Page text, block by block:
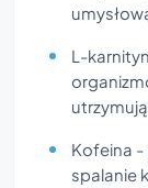
L-
Kofeina -
spalanie